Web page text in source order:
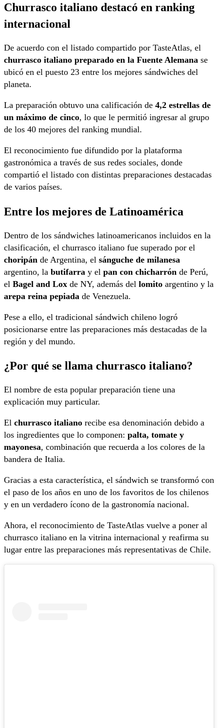
Churrasco italiano destacó en ranking
internacional
De acuerdo con el listado compartido por TasteAtlas, el
churrasco italiano preparado en la Fuente Alemana se
ubicó en el puesto 23 entre los mejores sándwiches del
planeta.
La preparación obtuvo una calificación de 4,2 estrellas de
un máximo de cinco, lo que le permitió ingresar al grupo
de los 40 mejores del ranking mundial.
El reconocimiento fue difundido por la plataforma
gastronómica a través de sus redes sociales, donde
compartió el listado con distintas preparaciones destacadas
de varios países.
Entre los mejores de Latinoamérica
Dentro de los sándwiches latinoamericanos incluidos en la
clasificación, el churrasco italiano fue superado por el
choripán de Argentina, el sánguche de milanesa
argentino, la butifarra y el pan con chicharrón de Perú,
el Bagel and Lox de NY, además del lomito argentino y la
arepa reina pepiada de Venezuela.
Pese a ello, el tradicional sándwich chileno logró
posicionarse entre las preparaciones más destacadas de la
región y del mundo.
¿Por qué se llama churrasco italiano?
El nombre de esta popular preparación tiene una
explicación muy particular.
El churrasco italiano recibe esa denominación debido a
los ingredientes que lo componen: palta, tomate y
mayonesa, combinación que recuerda a los colores de la
bandera de Italia.
Gracias a esta característica, el sándwich se transformó con
el paso de los años en uno de los favoritos de los chilenos
y en un verdadero ícono de la gastronomía nacional.
Ahora, el reconocimiento de TasteAtlas vuelve a poner al
churrasco italiano en la vitrina internacional y reafirma su
lugar entre las preparaciones más representativas de Chile.